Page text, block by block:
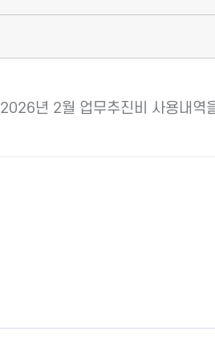
2026년 2월 업무추진비 사용내역